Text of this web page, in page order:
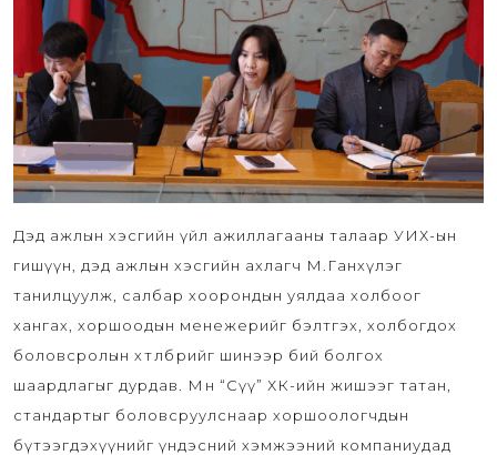
Дэд ажлын хэсгийн үйл ажиллагааны талаар УИХ-ын
гишүүн, дэд ажлын хэсгийн ахлагч М.Ганхүлэг
танилцуулж, салбар хоорондын уялдаа холбоог
хангах, хоршоодын менежерийг бэлтгэх, холбогдох
боловсролын хөтөлбөрийг шинээр бий болгох
шаардлагыг дурдав. Мөн “Сүү” ХК-ийн жишээг татан,
стандартыг боловсруулснаар хоршоологчдын
бүтээгдэхүүнийг үндэсний хэмжээний компаниудад